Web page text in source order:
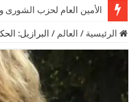
الأمين العام لحزب
الرئيسية / العالم / البرازيل: